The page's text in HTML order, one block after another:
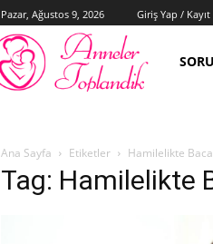
Pazar, Ağustos 9, 2026 Giriş Yap / Kayıt
Ana Sayfa Etiketler Hamilelikte
Tag: Hamilelikte